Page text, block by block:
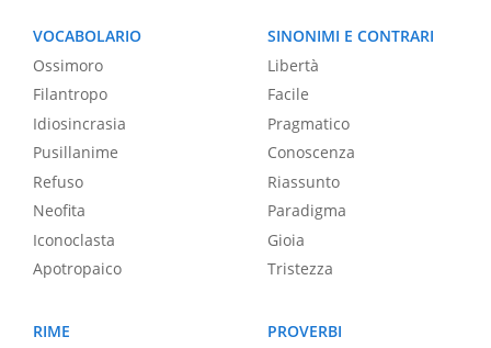
VOCABOLARIO
Ossimoro
Filantropo
Idiosincrasia
Pusillanime
Refuso
Neofita
Iconoclasta
Apotropaico
SINONIMI E CONTRARI
Libertà
Facile
Pragmatico
Conoscenza
Riassunto
Paradigma
Gioia
Tristezza
RIME
PROVERBI